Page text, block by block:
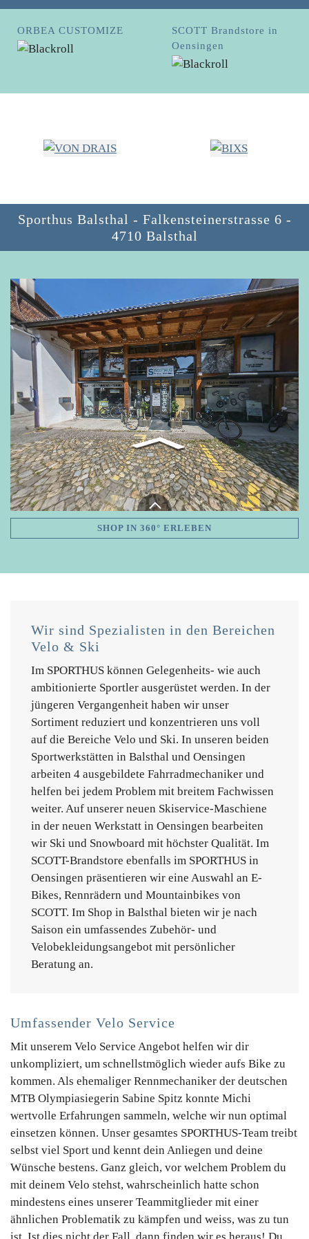
ORBEA CUSTOMIZE
SCOTT Brandstore in
Oensingen
Sporthus Balsthal - Falkensteinerstrasse 6 -
4710 Balsthal
SHOP IN 360° ERLEBEN
Wir sind Spezialisten in den Bereichen
Velo & Ski
Im SPORTHUS können Gelegenheits- wie auch
ambitionierte Sportler ausgerüstet werden. In der
jüngeren Vergangenheit haben wir unser
Sortiment reduziert und konzentrieren uns voll
auf die Bereiche Velo und Ski. In unseren beiden
Sportwerkstätten in Balsthal und Oensingen
arbeiten 4 ausgebildete Fahrradmechaniker und
helfen bei jedem Problem mit breitem Fachwissen
weiter. Auf unserer neuen Skiservice-Maschiene
in der neuen Werkstatt in Oensingen bearbeiten
wir Ski und Snowboard mit höchster Qualität. Im
SCOTT-Brandstore ebenfalls im SPORTHUS in
Oensingen präsentieren wir eine Auswahl an E-
Bikes, Rennrädern und Mountainbikes von
SCOTT. Im Shop in Balsthal bieten wir je nach
Saison ein umfassendes Zubehör- und
Velobekleidungsangebot mit persönlicher
Beratung an.
Umfassender Velo Service
Mit unserem Velo Service Angebot helfen wir dir
unkompliziert, um schnellstmöglich wieder aufs Bike zu
kommen. Als ehemaliger Rennmechaniker der deutschen
MTB Olympiasiegerin Sabine Spitz konnte Michi
wertvolle Erfahrungen sammeln, welche wir nun optimal
einsetzen können. Unser gesamtes SPORTHUS-Team treibt
selbst viel Sport und kennt dein Anliegen und deine
Wünsche bestens. Ganz gleich, vor welchem Problem du
mit deinem Velo stehst, wahrscheinlich hatte schon
mindestens eines unserer Teammitglieder mit einer
ähnlichen Problematik zu kämpfen und weiss, was zu tun